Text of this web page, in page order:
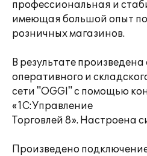
профессиональная и
имеющая большой опыт
розничных магазинов.
В результате
оперативного и
сети "OGGI" с помощью
«1С:Управление
Торговлей 8». Настроена
Произведено